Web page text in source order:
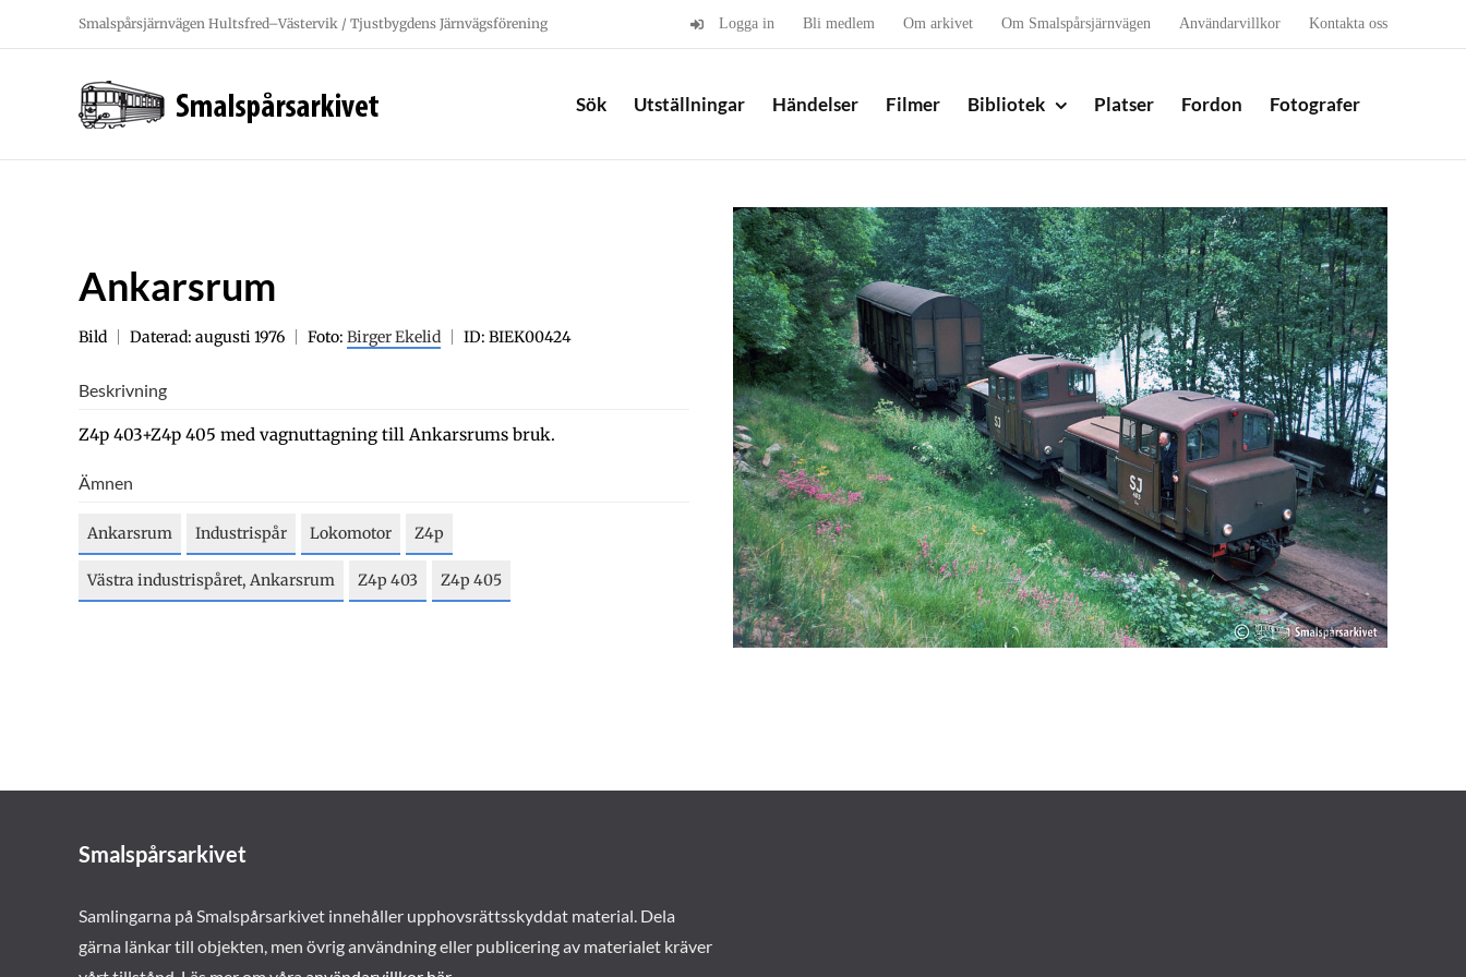
Smalspårsjärnvägen Hultsfred–Västervik / Tjustbygdens Järnvägsförening Logga in Bli medlem Om arkivet Om Smalspårsjärnvägen Användarvillkor Kontakta oss
Sök Utställningar Händelser Filmer Bibliotek Platser Fordon Fotografer
Ankarsrum
Bild Daterad: augusti 1976 Foto: Birger Ekelid ID: BIEK00424
Beskrivning
Z4p 403+Z4p 405 med vagnuttagning till Ankarsrums bruk.
Ämnen
Ankarsrum Industrispår Lokomotor Z4p
Västra industrispåret, Ankarsrum Z4p 403 Z4p 405
Smalspårsarkivet
Samlingarna på Smalspårsarkivet innehåller upphovsrättsskyddat material. Dela
gärna länkar till objekten, men övrig användning eller publicering av materialet kräver